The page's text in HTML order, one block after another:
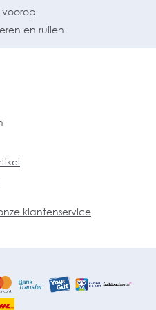
en ruilen
klantenservice